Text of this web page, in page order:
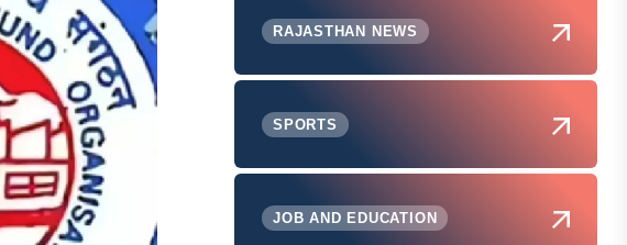
RAJASTHAN NEWS
SPORTS
JOB AND EDUCATION